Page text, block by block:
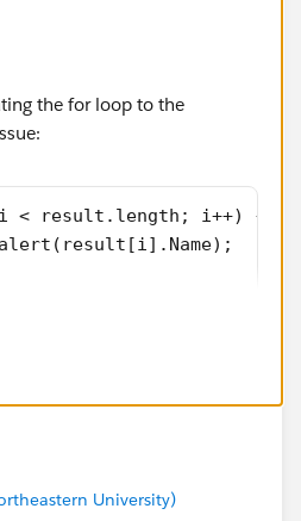
the for loop to the
result.length; i++) {
University)